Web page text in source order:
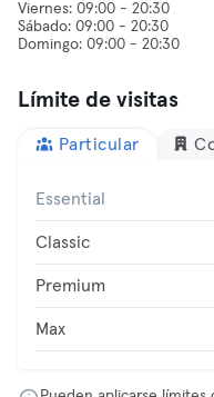
Viernes: 09:00 - 20:30
Sábado: 09:00 - 20:30
Límite de visitas
Particular
Essential
Classic
Premium
Max